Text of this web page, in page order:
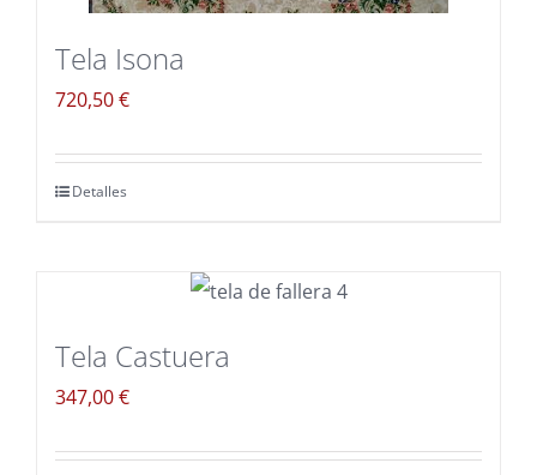
Tela Isona
720,50€
Detalles
Tela Castuera
347,00€